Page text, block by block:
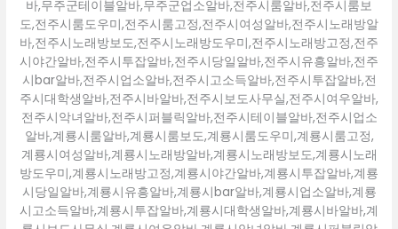
바,무주군테이블알바,무주군업소알바,전주시룸알바,전주시룸보
도,전주시룸도우미,전주시룸고정,전주시여성알바,전주시노래방알
바,전주시노래방보도,전주시노래방도우미,전주시노래방고정,전주
시야간알바,전주시투잡알바,전주시당일알바,전주시유흥알바,전주
시bar알바,전주시업소알바,전주시고소득알바,전주시투잡알바,전
주시대학생알바,전주시바알바,전주시보도사무실,전주시여우알바,
전주시악녀알바,전주시퍼블릭알바,전주시테이블알바,전주시업소
알바,계룡시룸알바,계룡시룸보도,계룡시룸도우미,계룡시룸고정,
계룡시여성알바,계룡시노래방알바,계룡시노래방보도,계룡시노래
방도우미,계룡시노래방고정,계룡시야간알바,계룡시투잡알바,계룡
시당일알바,계룡시유흥알바,계룡시bar알바,계룡시업소알바,계룡
시고소득알바,계룡시투잡알바,계룡시대학생알바,계룡시바알바,계